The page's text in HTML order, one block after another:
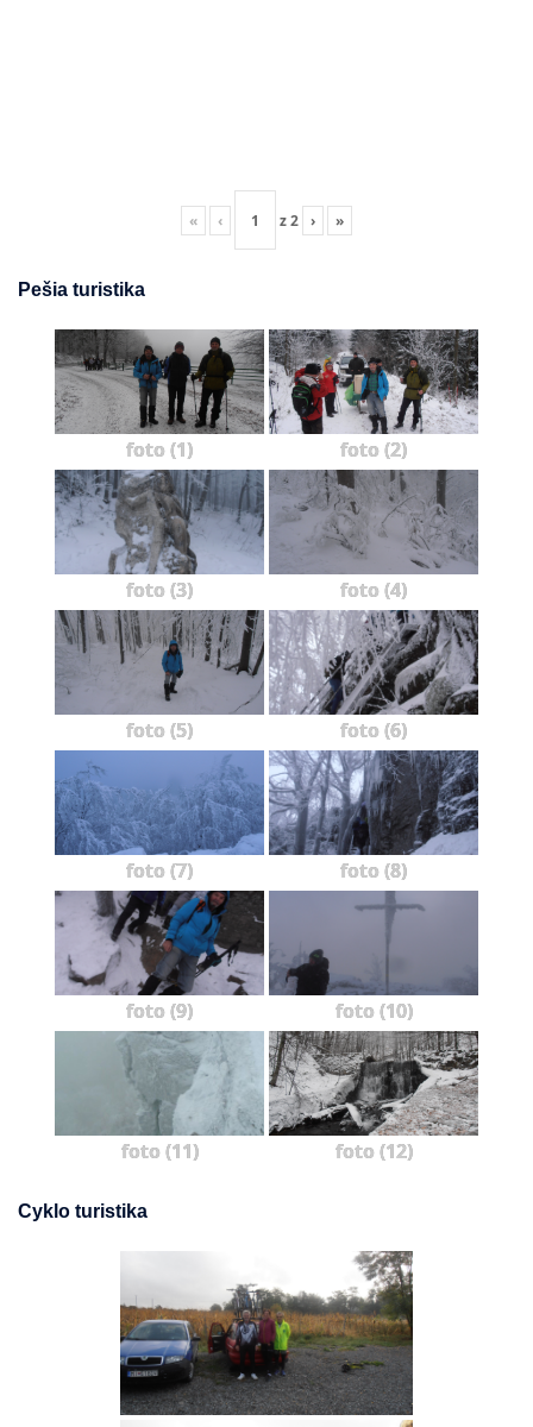
« ‹ z2 › »
Pešia turistika
foto (1) foto (2)
foto (3) foto (4)
foto (5) foto (6)
foto (7) foto (8)
foto (9) foto (10)
foto (11) foto (12)
Cyklo turistika